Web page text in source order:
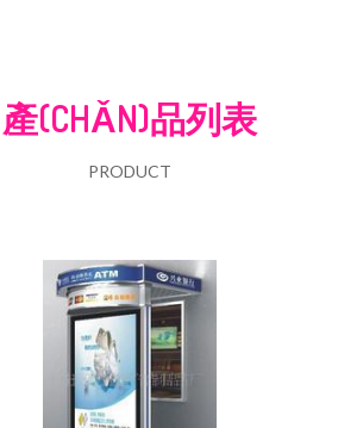
產(CHǍN)品列表
PRODUCT